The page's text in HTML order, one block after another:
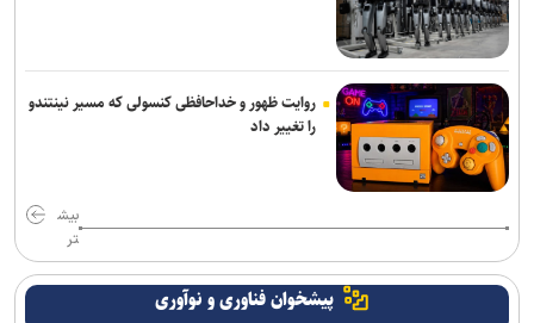
روایت ظهور و خداحافظی کنسولی که مسیر نینتندو
را تغییر داد
بیش
تر
پیشخوان فناوری و نوآوری